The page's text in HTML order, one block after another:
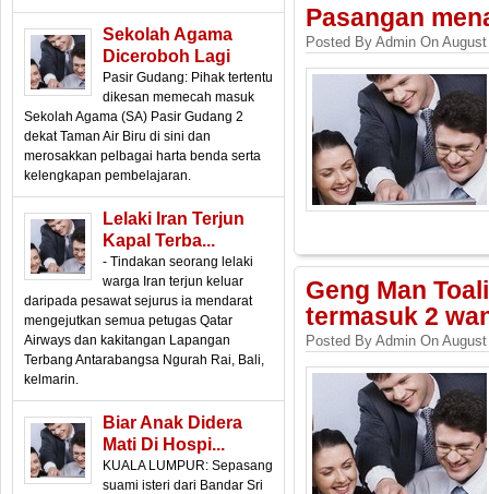
Sekolah Agama
Diceroboh Lagi
Pasir Gudang: Pihak tertentu
dikesan memecah masuk
Sekolah Agama (SA) Pasir Gudang 2
dekat Taman Air Biru di sini dan
merosakkan pelbagai harta benda serta
kelengkapan pembelajaran.
Lelaki Iran Terjun
Kapal Terba...
- Tindakan seorang lelaki
warga Iran terjun keluar
daripada pesawat sejurus ia mendarat
mengejutkan semua petugas Qatar
Airways dan kakitangan Lapangan
Terbang Antarabangsa Ngurah Rai, Bali,
kelmarin.
Biar Anak Didera
Mati Di Hospi...
KUALA LUMPUR: Sepasang
suami isteri dari Bandar Sri
Pasangan
Posted By Admin On
Geng Man
termasuk 2
Posted By Admin On